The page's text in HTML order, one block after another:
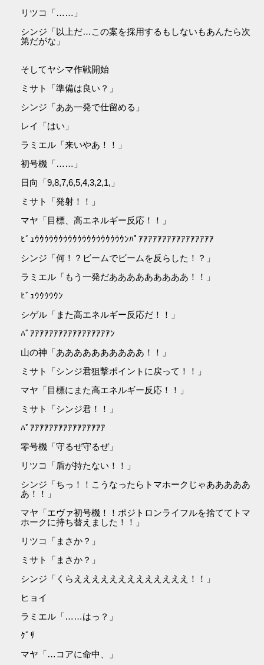
リツコ「……」
シンジ「以上だ…この案を採用するもしないもあんたら次
第だがな」
そしてヤシマ作戦開始
ミサト「準備は良い？」
シンジ「ああ一発で仕留める」
レイ「はい」
ラミエル「来いやあ！！」
初号機「……」
日向「9,8,7,6,5,4,3,2,1,」
ミサト「発射！！」
マヤ「目標、高エネルギー反応！！」
ﾋﾞｭｳｳｳｳｳｳｳｳｳｳｳｳｳｳｳｳｳｳｳﾝﾊﾟｱｱｱｱｱｱｱｱｱｱｱｱｱｱｱｱ
シンジ「何！？ビームでビームを反らした！？」
ラミエル「もう一発だあああああああああ！！」
ﾋﾞｭｳｳｳｳｳﾝ
シゲル「また高エネルギー反応だ！！」
ﾊﾞｱｱｱｱｱｱｱｱｱｱｱｱｱｱｱｱｱﾝ
山の神「ああああああああああ！！」
ミサト「シンジ君狙撃ポイントに戻って！！」
マヤ「目標にまた高エネルギー反応！！」
ミサト「シンジ君！！」
ﾊﾟｱｱｱｱｱｱｱｱｱｱｱｱｱｱｱｱ
零号機「守るぜ守るぜ」
リツコ「盾が持たない！！」
シンジ「ちっ！！こうなったらトマホークじゃあああああ
あ！！」
マヤ「エヴァ初号機！！ポジトロンライフルを捨ててトマ
ホークに持ち替えました！！」
リツコ「まさか？」
ミサト「まさか？」
シンジ「くらえええええええええええええ！！」
ヒョイ
ラミエル「……はっ？」
ｸﾞｻ
マヤ「…コアに命中、」